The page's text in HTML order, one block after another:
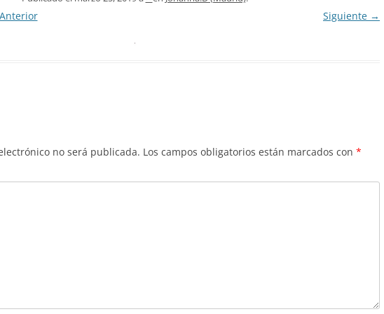
Siguiente →
no será publicada. Los campos obligatorios están marcados con *